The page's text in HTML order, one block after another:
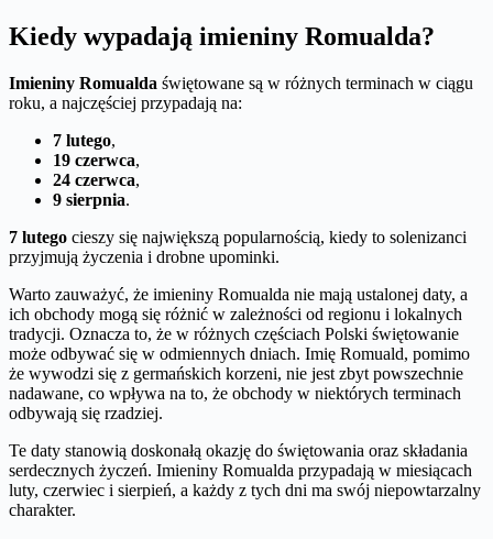
Kiedy wypadają imieniny Romualda?
Imieniny Romualda świętowane są w różnych terminach w ciągu
roku, a najczęściej przypadają na:
7 lutego,
19 czerwca,
24 czerwca,
9 sierpnia.
7 lutego cieszy się największą popularnością, kiedy to solenizanci
przyjmują życzenia i drobne upominki.
Warto zauważyć, że imieniny Romualda nie mają ustalonej daty, a
ich obchody mogą się różnić w zależności od regionu i lokalnych
tradycji. Oznacza to, że w różnych częściach Polski świętowanie
może odbywać się w odmiennych dniach. Imię Romuald, pomimo
że wywodzi się z germańskich korzeni, nie jest zbyt powszechnie
nadawane, co wpływa na to, że obchody w niektórych terminach
odbywają się rzadziej.
Te daty stanowią doskonałą okazję do świętowania oraz składania
serdecznych życzeń. Imieniny Romualda przypadają w miesiącach
luty, czerwiec i sierpień, a każdy z tych dni ma swój niepowtarzalny
charakter.